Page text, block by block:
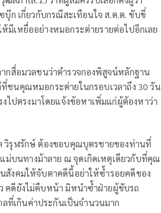
ก เกี่ยวกับกรณีสะเทือนใจ ส.ต.ต. ขับขี่
เหยื่ออย่างหมอกระต่ายรายต่อไปอีกเลย
กสื่อมวลชนว่าตำรวจกองพิสูจน์หลักฐาน
ชนคุณหมอกระต่ายในกรอบเวลาถึง 30 วัน
ปตรงมาโดยแจ้งข้อหาเพิ่มแก่ผู้ต้องหาว่า
วิรุฬรักษ์ ต้องขอบคุณบุตรชายของท่านที่
บนทางม้าลาย ณ จุดเกิดเหตุเดียวกับที่คุณ
สังคมให้จับตาคดีนี้อย่าให้ซ้ำรอยคดีของ
คดียังไม่คืบหน้า มิหนำซ้ำฝ่ายผู้ขับรถ
ที่เกินค่าประกันเป็นจำนวนมาก